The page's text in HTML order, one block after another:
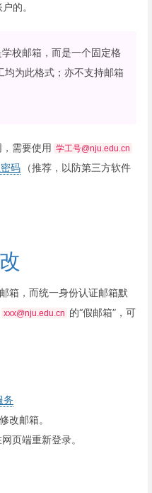
的。
校邮箱，而是一个固定格
均为此格式；亦不支持邮箱
需要使用 学工号@nju.edu.cn
码
（推荐，以防第三方软件
箱，而统一身份认证邮箱默
xxx@nju.edu.cn
的“假邮箱”，可
务
改邮箱。
页端重新登录。